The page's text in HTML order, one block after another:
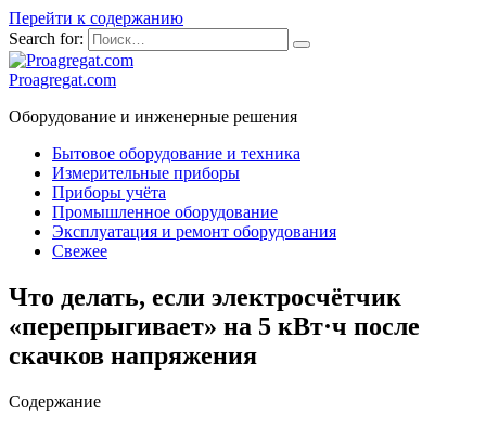
Перейти к содержанию
Search for:
Proagregat.com
Оборудование и инженерные решения
Бытовое оборудование и техника
Измерительные приборы
Приборы учёта
Промышленное оборудование
Эксплуатация и ремонт оборудования
Свежее
Что делать, если электросчётчик
«перепрыгивает» на 5 кВт·ч после
скачков напряжения
Содержание